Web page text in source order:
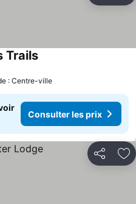
Trails
: Centre-ville
Consulter les prix
Partager